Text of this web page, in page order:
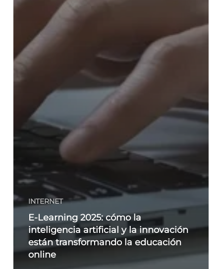
INTERNET
E-Learning 2025: cómo la
inteligencia artificial y la innovación
están transformando la educación
online